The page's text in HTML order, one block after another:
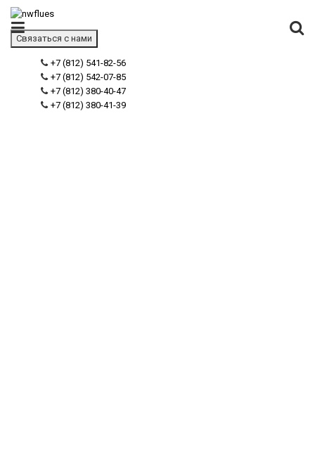
Связаться с нами
+7 (812) 541-82-56
+7 (812) 542-07-85
+7 (812) 380-40-47
+7 (812) 380-41-39